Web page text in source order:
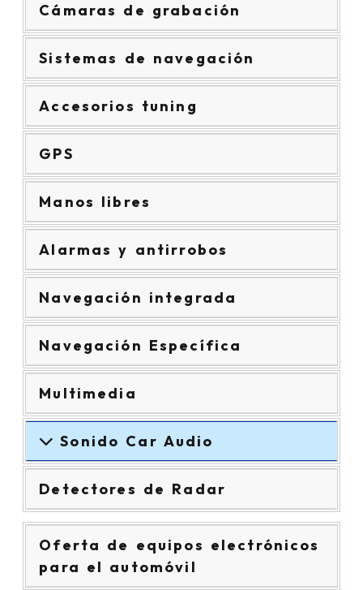
Cámaras de grabación
Sistemas de navegación
Accesorios tuning
GPS
Manos libres
Alarmas y antirrobos
Navegación integrada
Navegación Específica
Multimedia
Sonido Car Audio
Detectores de Radar
Oferta de equipos electrónicos
para el automóvil